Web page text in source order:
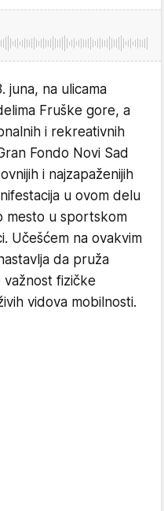
juna, na ulicama
Fruške gore, a
i rekreativnih
Fondo Novi Sad
i najzapaženijih
u ovom delu
mesto u sportskom
Učešćem na ovakvim
da pruža
fizičke
vidova mobilnosti.